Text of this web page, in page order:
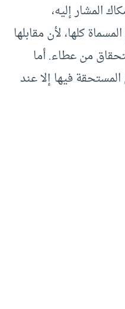
المشار إليه،
كلها، لأن مقابلها
من عطاء. أما
فيها إلا عند